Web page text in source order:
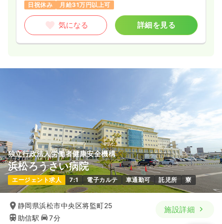
日祝休み
月給31万円以上可
気になる 詳細を見る
独立行政法人労働者健康安全機構
浜松ろうさい病院
エージェント求人 7:1 電子カルテ 車通勤可 託児所 寮
静岡県浜松市中央区将監町25
助信駅
7分
施設詳細